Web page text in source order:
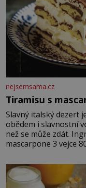
nejsemsama.cz
Tiramisu s
Slavný italský dezert
obědem i slavnostní
než se může zdát.
mascarpone 3 vejce 80 g cukru 200 g cukrářských
posypání Postup:
vyšlehejte s cukrem
vmíchejte